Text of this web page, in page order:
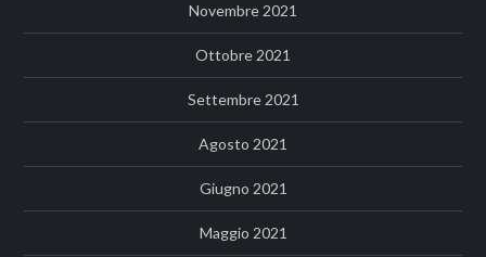
Novembre 2021
Ottobre 2021
Settembre 2021
Agosto 2021
Giugno 2021
Maggio 2021